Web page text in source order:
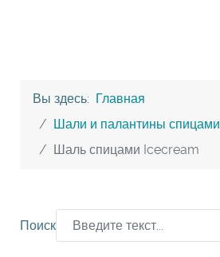
Вы здесь: Главная
Шали и палантины спицами
Шаль спицами Icecream
Поиск